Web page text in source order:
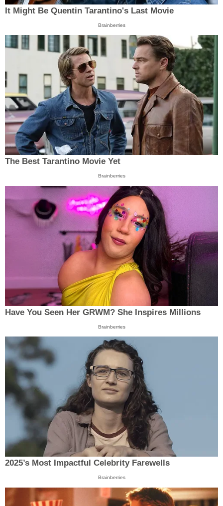
It Might Be Quentin Tarantino's Last Movie
Brainberries
The Best Tarantino Movie Yet
Brainberries
Have You Seen Her GRWM? She Inspires Millions
Brainberries
2025’s Most Impactful Celebrity Farewells
Brainberries